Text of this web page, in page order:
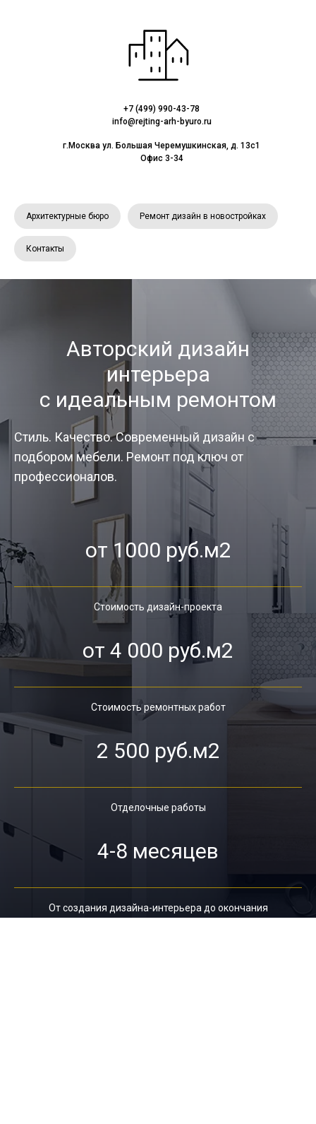
+7 (499) 990-43-78
info@rejting-arh-byuro.ru
г.Москва ул. Большая Черемушкинская, д. 13с1
Офис 3-34
Архитектурные бюро Ремонт дизайн в новостройках
Контакты
Авторский дизайн
интерьера
с идеальным ремонтом
Стиль. Качество. Современный дизайн с
подбором мебели. Ремонт под ключ от
профессионалов.
от 1000 руб.м2
Стоимость дизайн-проекта
от 4 000 руб.м2
Стоимость ремонтных работ
2 500 руб.м2
Отделочные работы
4-8 месяцев
От создания дизайна-интерьера до окончания